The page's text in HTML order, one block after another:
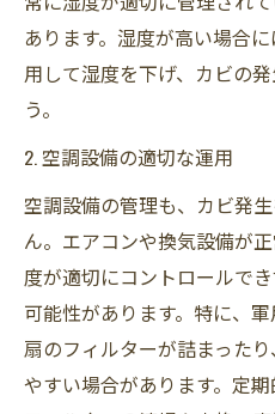
あります。湿度が高い場合
用して湿度を下げ、カビの
う。
2. 空調設備の適切な運用
空調設備の管理も、カビ発
ん。エアコンや換気設備が
度が適切にコントロールで
可能性があります。特に、
扇のフィルターが詰まった
やすい場合があります。定